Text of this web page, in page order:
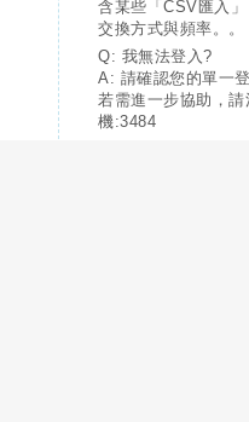
含某些「CSV匯入
交換方式與頻率。。
Q: 我無法登入?
A: 請確認您的單一
若需進一步協助，
機:3484